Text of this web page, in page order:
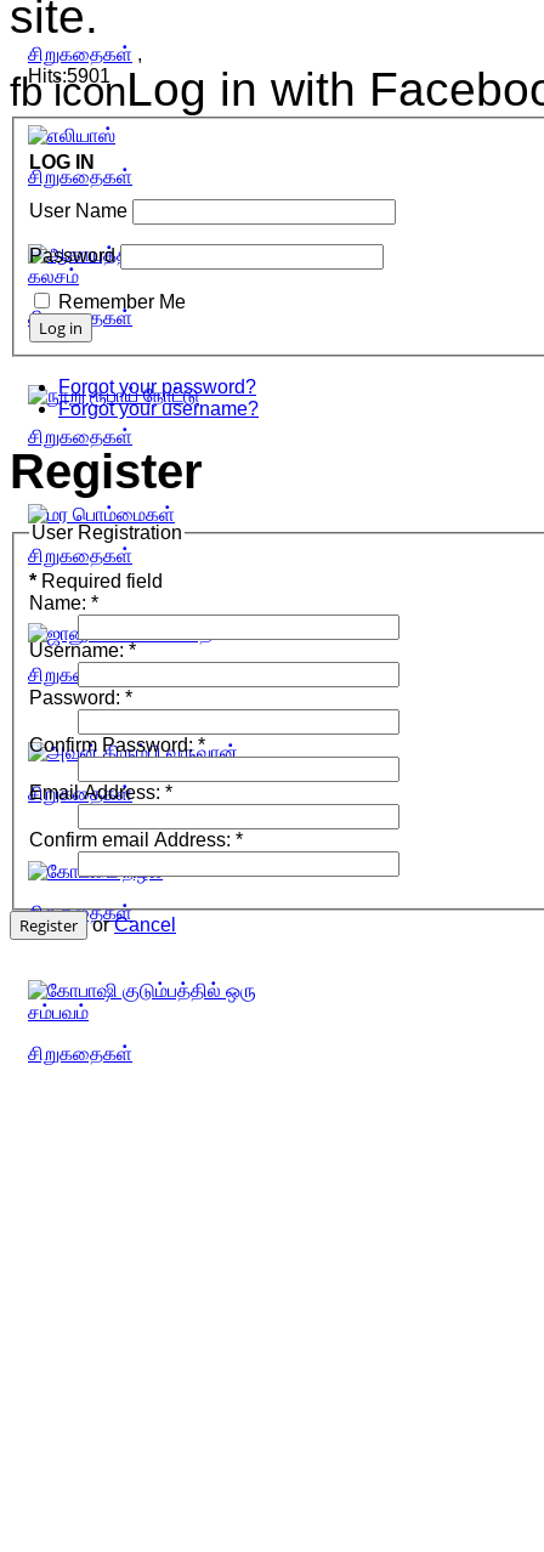
சிறுகதைகள் ,
Hits:5901
சிறுகதைகள்
சிறுகதைகள்
சிறுகதைகள்
சிறுகதைகள்
சிறுகதைகள்
சிறுகதைகள்
சிறுகதைகள்
சிறுகதைகள்
site.
fb iconLog in with
LOG IN
User Name
Password
Remember Me
Forgot your password?
Forgot your username?
Register
User Registration
* Required field
Name: *
Username: *
Password: *
Confirm Password:*
Email Address: *
Confirm email Address: *
Register orCancel